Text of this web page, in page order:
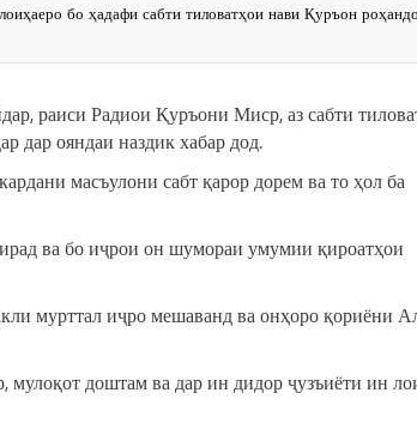
бо ҳадафи сабти тиловатҳои нави Қуръон
раиси Радиои Қуръони Миср, аз сабти
дар ояндаи наздик хабар дод.
масъулони сабт қарор дорем ва то ҳол ба
ва бо иҷрои он шумораи умумии қироатҳои
мурттал иҷро мешаванд ва онҳоро қориёни
доштам ва дар ин дидор ҷузъиёти ин